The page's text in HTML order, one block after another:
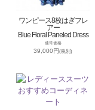
ワンピース8枚はぎフレ
アー
Blue Floral Paneled Dress
通常価格
39,000円(税別)